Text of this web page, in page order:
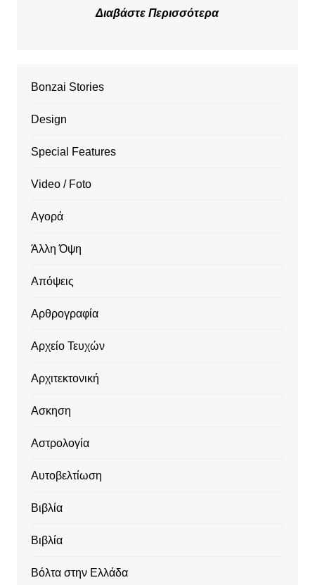
Διαβάστε Περισσότερα
Bonzai Stories
Design
Special Features
Video / Foto
Αγορά
Άλλη Όψη
Απόψεις
Αρθρογραφία
Αρχείο Τευχών
Αρχιτεκτονική
Ασκηση
Αστρολογία
Αυτοβελτίωση
Βιβλία
Βιβλία
Βόλτα στην Ελλάδα